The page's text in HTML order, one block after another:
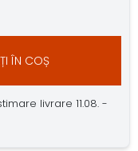
ÎN COȘ
livrare 11.08. -